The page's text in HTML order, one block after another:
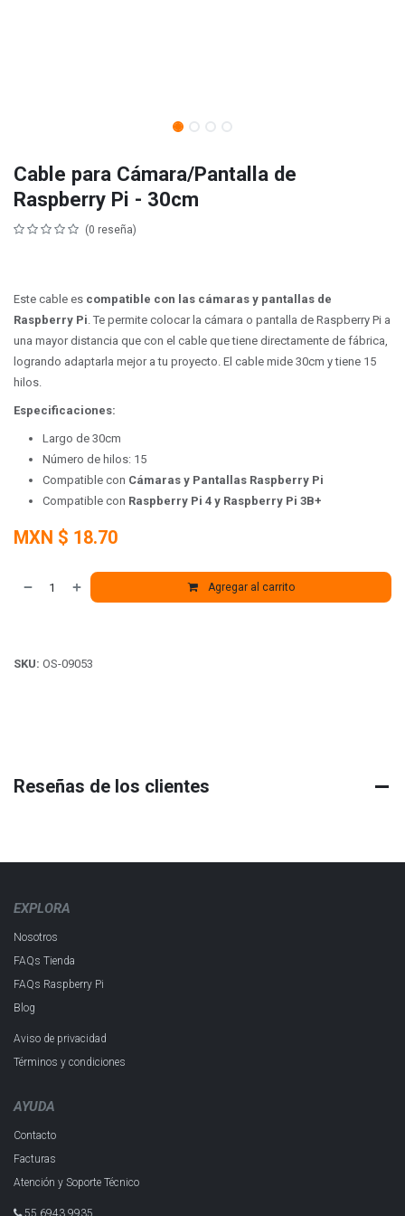
Cable para Cámara/Pantalla de
Raspberry Pi - 30cm
(0 reseña)
Este cable es compatible con las cámaras y pantallas de
Raspberry Pi. Te permite colocar la cámara o pantalla de Raspberry Pi a
una mayor distancia que con el cable que tiene directamente de fábrica,
logrando adaptarla mejor a tu proyecto. El cable mide 30cm y tiene 15
hilos.
Especificaciones:
Largo de 30cm
Número de hilos: 15
Compatible con Cámaras y Pantallas Raspberry Pi
Compatible con Raspberry Pi 4 y Raspberry Pi 3B+
MXN $ 18.70
Agregar al carrito
SKU: OS-09053
Reseñas de los clientes
EXPLORA
Nosotros
FAQs Tienda
FAQs Raspberry Pi
Blog
Aviso de privacidad
Términos y condiciones
AYUDA
Contacto
Facturas
Atención y Soporte Técnico
55 6943 993​5